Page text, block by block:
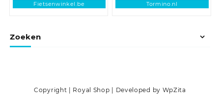
Zoeken
Fietsenwinkel.be Tormino.nl
Copyright | Royal Shop | Developed by WpZita